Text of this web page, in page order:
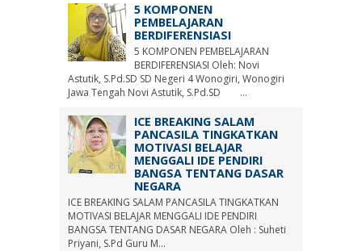
5 KOMPONEN
PEMBELAJARAN
BERDIFERENSIASI
5 KOMPONEN PEMBELAJARAN
BERDIFERENSIASI Oleh: Novi
Astutik, S.Pd.SD SD Negeri 4 Wonogiri, Wonogiri
Jawa Tengah Novi Astutik, S.Pd.SD ...
ICE BREAKING SALAM
PANCASILA TINGKATKAN
MOTIVASI BELAJAR
MENGGALI IDE PENDIRI
BANGSA TENTANG DASAR
NEGARA
ICE BREAKING SALAM PANCASILA TINGKATKAN
MOTIVASI BELAJAR MENGGALI IDE PENDIRI
BANGSA TENTANG DASAR NEGARA Oleh : Suheti
Priyani, S.Pd Guru M...